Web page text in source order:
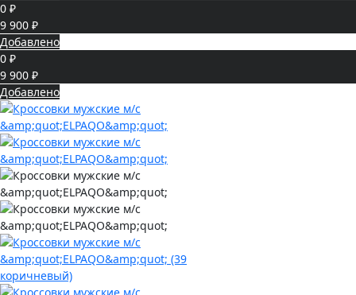
0 ₽
9 900 ₽
Добавлено
0 ₽
9 900 ₽
Добавлено